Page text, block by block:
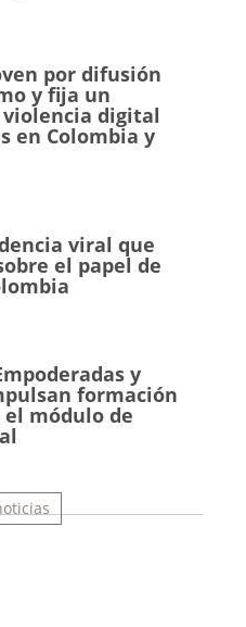
por difusión
y fija un
digital
en Colombia y
viral que
el papel de
y
formación
módulo de